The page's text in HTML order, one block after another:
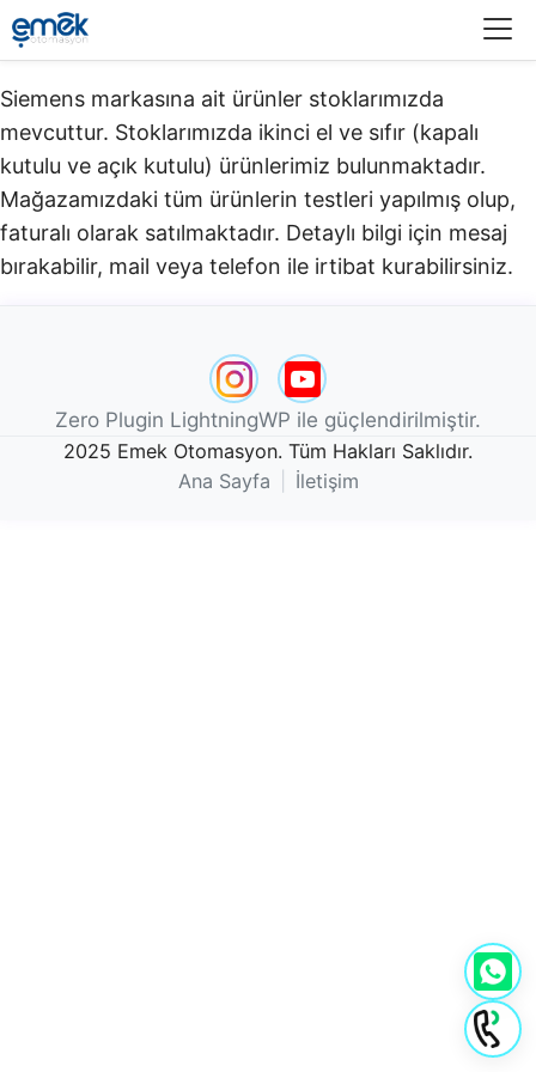
Siemens markasına ait ürünler stoklarımızda
mevcuttur. Stoklarımızda ikinci el ve sıfır (kapalı
kutulu ve açık kutulu) ürünlerimiz bulunmaktadır.​
Mağazamızdaki tüm ürünlerin testleri yapılmış olup,
faturalı olarak satılmaktadır. Detaylı bilgi için mesaj
bırakabilir, mail veya telefon ile irtibat kurabilirsiniz.
Zero Plugin LightningWP ile güçlendirilmiştir.
2025 Emek Otomasyon. Tüm Hakları Saklıdır.
Ana Sayfa
İletişim